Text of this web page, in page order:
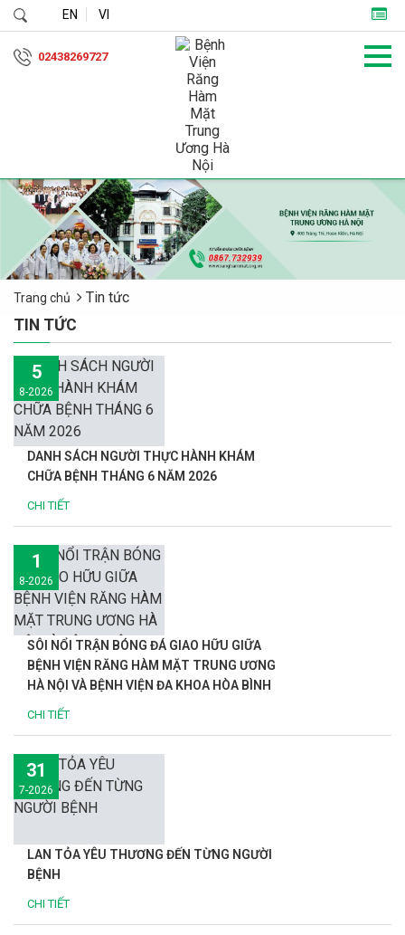
EN VI
02438269727
Trang chủ Tin tức
TIN TỨC
5
8-2026
DANH SÁCH NGƯỜI THỰC HÀNH KHÁM
CHỮA BỆNH THÁNG 6 NĂM 2026
CHI TIẾT
1
8-2026
SÔI NỔI TRẬN BÓNG ĐÁ GIAO HỮU GIỮA
BỆNH VIỆN RĂNG HÀM MẶT TRUNG ƯƠNG
HÀ NỘI VÀ BỆNH VIỆN ĐA KHOA HÒA BÌNH
CHI TIẾT
31
7-2026
LAN TỎA YÊU THƯƠNG ĐẾN TỪNG NGƯỜI
BỆNH
CHI TIẾT